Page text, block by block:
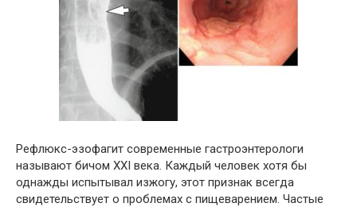
Рефлюкс-эзофагит современные гастроэнтерологи
называют бичом XXI века. Каждый человек хотя бы
однажды испытывал изжогу, этот признак всегда
свидетельствует о проблемах с пищеварением. Частые